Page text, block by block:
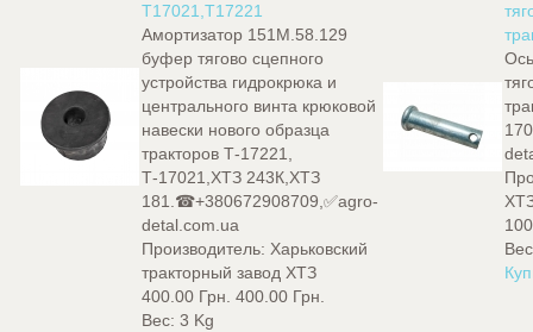
Т17021,Т17221
Амортизатор 151М.58.129
буфер тягово сцепного
устройства гидрокрюка и
центрального винта крюковой
навески нового образца
тракторов Т-17221,
Т-17021,ХТЗ 243К,ХТЗ
181.☎+380672908709,✅agro-
detal.com.ua
Производитель: Харьковский
тракторный завод ХТЗ
400.00 Грн. 400.00 Грн.
Вес: 3 Kg